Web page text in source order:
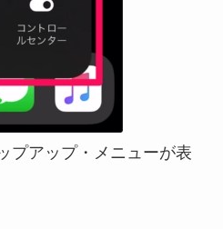
プアップ・メニューが表